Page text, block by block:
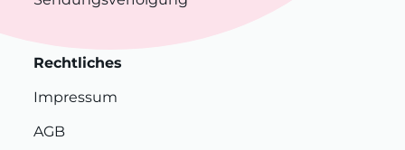
Rechtliches
Impressum
AGB